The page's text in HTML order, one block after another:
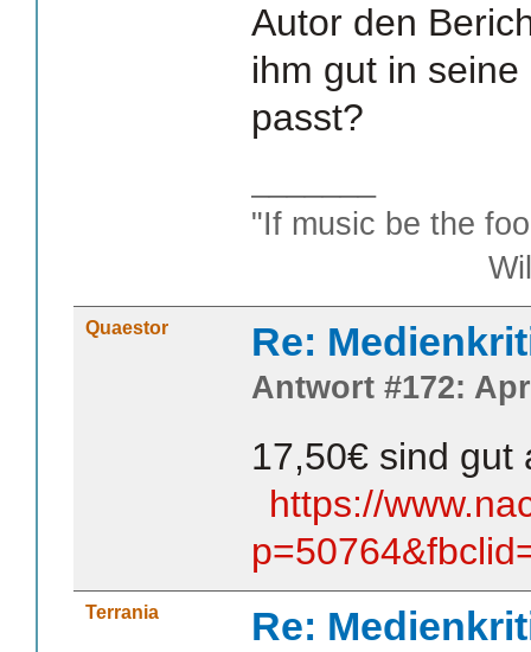
Autor den
ihm gut in
passt?
"If music be the
William
Quaestor Re:
Antwort #172:
17,50€ sind gut
https://
Terrania Re: